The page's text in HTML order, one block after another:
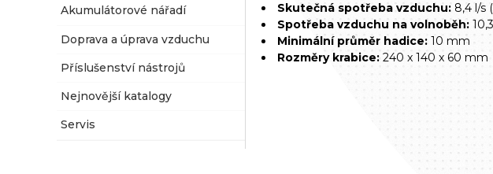
Akumulátorové nářadí
Doprava a úprava vzduchu
Příslušenství nástrojů
Nejnovější katalogy
Servis
Skutečná spotřeba vzduchu: 8,4 l/s
Spotřeba vzduchu na volnoběh:
Minimální průměr hadice: 10 mm
Rozměry krabice: 240 x 140 x 60 mm